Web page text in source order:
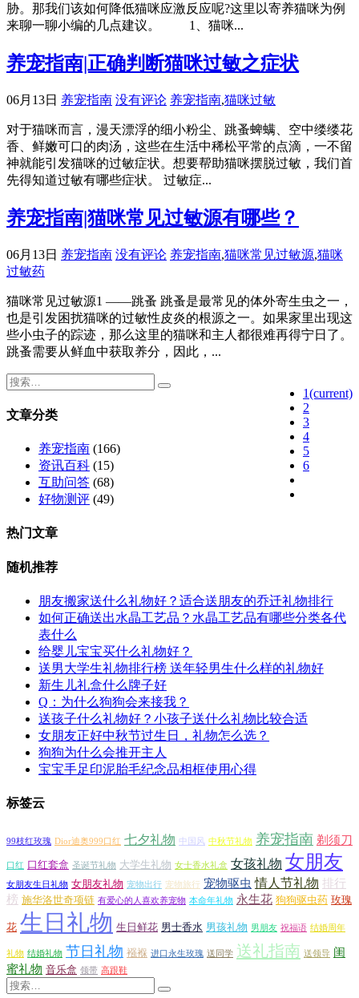
胁。那我们该如何降低猫咪应激反应呢?这里以寄养猫咪为例
来聊一聊小编的几点建议。 1、猫咪...
养宠指南|正确判断猫咪过敏之症状
06月13日 养宠指南 没有评论 养宠指南,猫咪过敏
对于猫咪而言，漫天漂浮的细小粉尘、跳蚤蜱螨、空中缕缕花
香、鲜嫩可口的肉汤，这些在生活中稀松平常的点滴，一不留
神就能引发猫咪的过敏症状。想要帮助猫咪摆脱过敏，我们首
先得知道过敏有哪些症状。 过敏症...
养宠指南|猫咪常见过敏源有哪些？
06月13日 养宠指南 没有评论 养宠指南,猫咪常见过敏源,猫咪
过敏药
猫咪常见过敏源1 ——跳蚤 跳蚤是最常见的体外寄生虫之一，
也是引发困扰猫咪的过敏性皮炎的根源之一。如果家里出现这
些小虫子的踪迹，那么这里的猫咪和主人都很难再得宁日了。
跳蚤需要从鲜血中获取养分，因此，...
1(current)
2
3
4
5
6
文章分类
养宠指南 (166)
资讯百科 (15)
互助问答 (68)
好物测评 (49)
热门文章
随机推荐
朋友搬家送什么礼物好？适合送朋友的乔迁礼物排行
如何正确送出水晶工艺品？水晶工艺品有哪些分类各代
表什么
给婴儿宝宝买什么礼物好？
送男大学生礼物排行榜 送年轻男生什么样的礼物好
新生儿礼盒什么牌子好
Q：为什么狗狗会来接我？
送孩子什么礼物好？小孩子送什么礼物比较合适
女朋友正好中秋节过生日，礼物怎么选？
狗狗为什么会推开主人
宝宝手足印泥胎毛纪念品相框使用心得
标签云
99枝红玫瑰 Dior迪奥999口红 七夕礼物 中国风 中秋节礼物 养宠指南 剃须刀
口红 口红套盒 圣诞节礼物 大学生礼物 女士香水礼盒 女孩礼物 女朋友
女朋友生日礼物 女朋友礼物 宠物出行 宠物旅行 宠物驱虫 情人节礼物 排行
榜 施华洛世奇项链 有爱心的人喜欢养宠物 本命年礼物 永生花 狗狗驱虫药 玫瑰
花 生日礼物 生日鲜花 男士香水 男孩礼物 男朋友 祝福语 结婚周年
礼物 结婚礼物 节日礼物 襁褓 进口永生玫瑰 送同学 送礼指南 送领导 闺
蜜礼物 音乐盒 领带 高跟鞋